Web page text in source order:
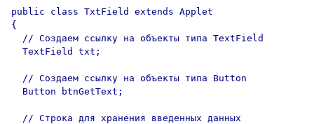
public class TxtField extends Applet
{
  // Создаем ссылку на объекты типа TextField
  TextField txt;
  // Создаем ссылку на объекты типа Button
  Button btnGetText;
  // Строка для хранения введенных данных